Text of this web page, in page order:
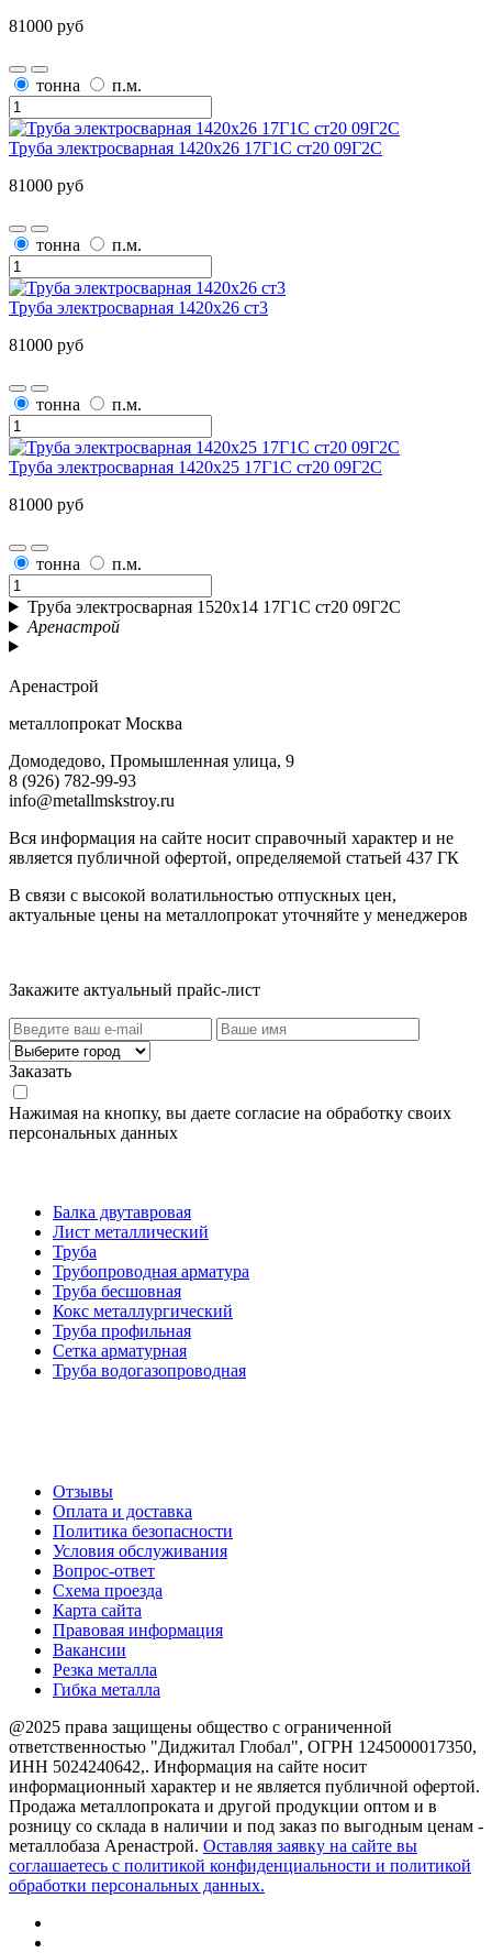
81000 руб
тонна п.м.
Труба электросварная 1420х26 17Г1С ст20 09Г2С
81000 руб
тонна п.м.
Труба электросварная 1420х26 ст3
81000 руб
тонна п.м.
Труба электросварная 1420х25 17Г1С ст20 09Г2С
81000 руб
тонна п.м.
Труба электросварная 1520х14 17Г1С ст20 09Г2С
Аренастрой
Аренастрой
металлопрокат Москва
Домодедово, Промышленная улица, 9
8 (926) 782-99-93
info@metallmskstroy.ru
Вся информация на сайте носит справочный характер и не
является публичной офертой, определяемой статьей 437 ГК
В связи с высокой волатильностью отпускных цен,
актуальные цены на металлопрокат уточняйте у менеджеров
Закажите актуальный прайс-лист
Заказать
Нажимая на кнопку, вы даете согласие на обработку своих
персональных данных
Балка двутавровая
Лист металлический
Труба
Трубопроводная арматура
Труба бесшовная
Кокс металлургический
Труба профильная
Cетка арматурная
Труба водогазопроводная
Отзывы
Оплата и доставка
Политика безопасности
Условия обслуживания
Вопрос-ответ
Схема проезда
Карта сайта
Правовая информация
Вакансии
Резка металла
Гибка металла
@2025 права защищены общество с ограниченной
ответственностью "Диджитал Глобал", ОГРН 1245000017350,
ИНН 5024240642,. Информация на сайте носит
информационный характер и не является публичной офертой.
Продажа металлопроката и другой продукции оптом и в
розницу со склада в наличии и под заказ по выгодным ценам -
металлобаза Аренастрой. Оставляя заявку на сайте вы
соглашаетесь с политикой конфиденциальности и политикой
обработки персональных данных.